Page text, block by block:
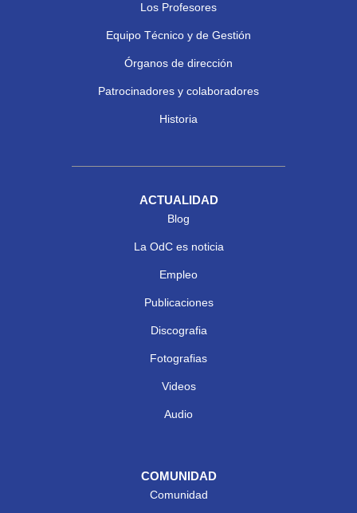
Los Profesores
Equipo Técnico y de Gestión
Órganos de dirección
Patrocinadores y colaboradores
Historia
ACTUALIDAD
Blog
La OdC es noticia
Empleo
Publicaciones
Discografia
Fotografias
Videos
Audio
COMUNIDAD
Comunidad